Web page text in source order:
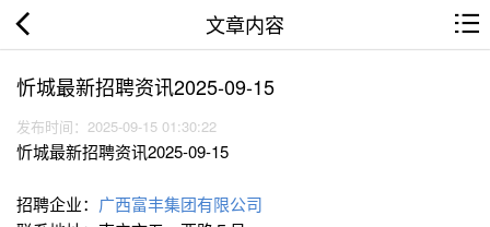
文章内容
忻城最新招聘资讯2025-09-15
发布时间：2025-09-15 01:30:22
忻城最新招聘资讯2025-09-15
招聘企业： 广西富丰集团有限公司